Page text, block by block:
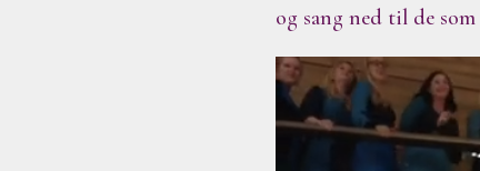
og sang ned til de